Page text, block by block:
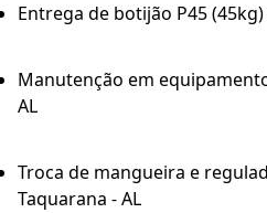
Entrega de botijão P45
Manutenção em
AL
Troca de mangueira e
Taquarana - AL